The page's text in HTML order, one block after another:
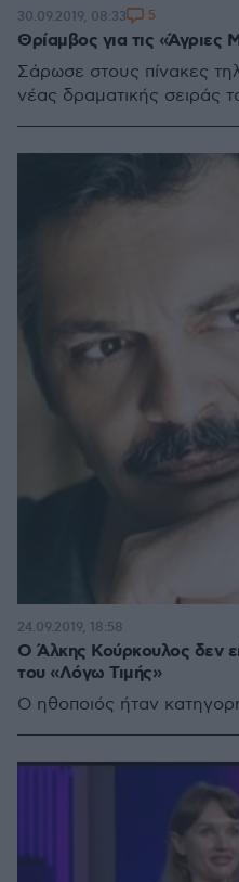
Θρίαμβος για τις «Άγριες
Σάρωσε στους πίνακες
νέας δραματικής σειράς
30.09.2019, 08:33 5
Ο Άλκης Κούρκουλος δεν
του «Λόγω Τιμής»
Ο ηθοποιός ήταν
24.09.2019, 18:58